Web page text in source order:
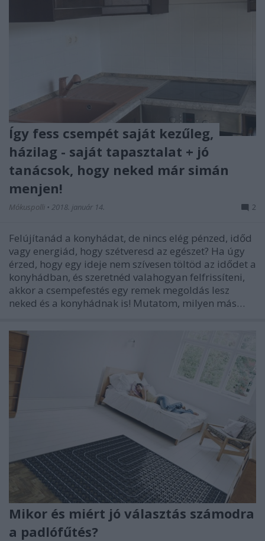
Így fess csempét saját kezűleg,
házilag - saját tapasztalat + jó
tanácsok, hogy neked már simán
menjen!
Mókuspolli • 2018. január 14. 2
Felújítanád a konyhádat, de nincs elég pénzed, időd
vagy energiád, hogy szétveresd az egészet? Ha úgy
érzed, hogy egy ideje nem szívesen töltöd az idődet a
konyhádban, és szeretnéd valahogyan felfrissíteni,
akkor a csempefestés egy remek megoldás lesz
neked és a konyhádnak is! Mutatom, milyen más…
Mikor és miért jó választás számodra
a padlófűtés?